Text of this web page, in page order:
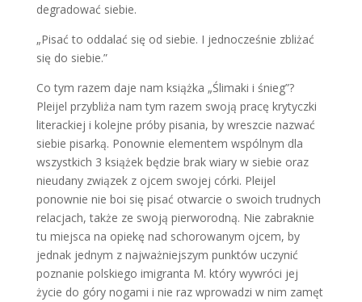
degradować siebie.
„Pisać to oddalać się od siebie. I jednocześnie zbliżać
się do siebie.”
Co tym razem daje nam książka „Ślimaki i śnieg”?
Pleijel przybliża nam tym razem swoją pracę krytyczki
literackiej i kolejne próby pisania, by wreszcie nazwać
siebie pisarką. Ponownie elementem wspólnym dla
wszystkich 3 książek będzie brak wiary w siebie oraz
nieudany związek z ojcem swojej córki. Pleijel
ponownie nie boi się pisać otwarcie o swoich trudnych
relacjach, także ze swoją pierworodną. Nie zabraknie
tu miejsca na opiekę nad schorowanym ojcem, by
jednak jednym z najważniejszym punktów uczynić
poznanie polskiego imigranta M. który wywróci jej
życie do góry nogami i nie raz wprowadzi w nim zamęt